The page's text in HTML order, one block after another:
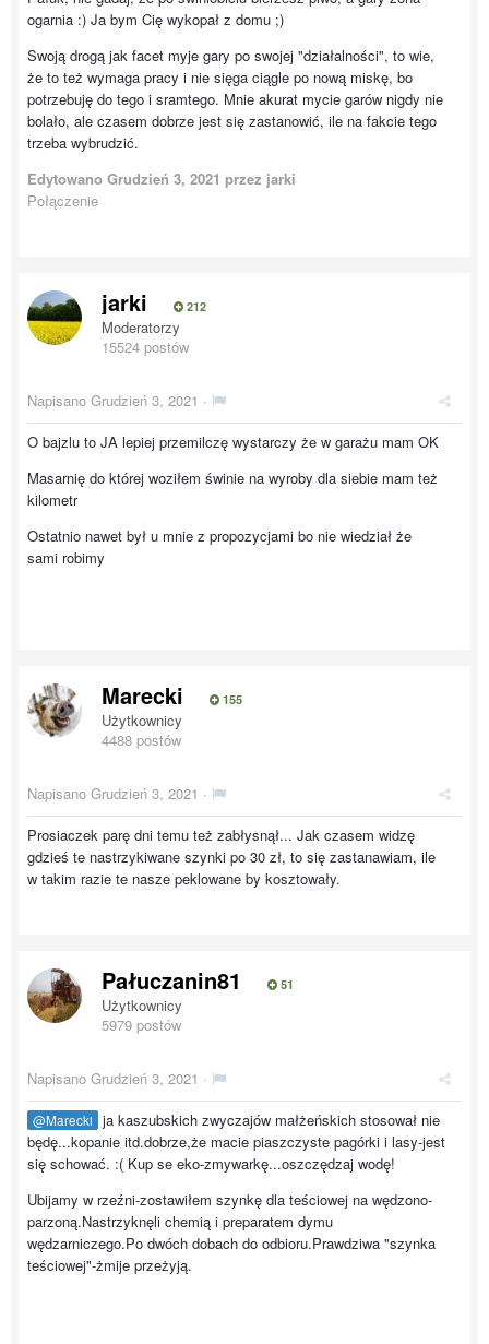
ogarnia :) Ja bym Cię wykopał z domu ;)
Swoją drogą jak facet myje gary po swojej "działalności", to wie,
że to też wymaga pracy i nie sięga ciągle po nową miskę, bo
potrzebuję do tego i sramtego. Mnie akurat mycie garów nigdy nie
bolało, ale czasem dobrze jest się zastanowić, ile na fakcie tego
trzeba wybrudzić.
Edytowano Grudzień 3, 2021 przez jarki
Połączenie
jarki 212
Moderatorzy
15524 postów
Napisano Grudzień 3, 2021 ·
O bajzlu to JA lepiej przemilczę wystarczy że w garażu mam OK
Masarnię do której woziłem świnie na wyroby dla siebie mam też
kilometr
Ostatnio nawet był u mnie z propozycjami bo nie wiedział że
sami robimy
Marecki 155
Użytkownicy
4488 postów
Napisano Grudzień 3, 2021 ·
Prosiaczek parę dni temu też zabłysnął... Jak czasem widzę
gdzieś te nastrzykiwane szynki po 30 zł, to się zastanawiam, ile
w takim razie te nasze peklowane by kosztowały.
Pałuczanin81 51
Użytkownicy
5979 postów
Napisano Grudzień 3, 2021 ·
@Marecki
ja kaszubskich zwyczajów małżeńskich stosował nie
będę...kopanie itd.dobrze,że macie piaszczyste pagórki i lasy-jest
się schować. :( Kup se eko-zmywarkę...oszczędzaj wodę!
Ubijamy w rzeźni-zostawiłem szynkę dla teściowej na wędzono-
parzoną.Nastrzyknęli chemią i preparatem dymu
wędzarniczego.Po dwóch dobach do odbioru.Prawdziwa "szynka
teściowej"-żmije przeżyją.